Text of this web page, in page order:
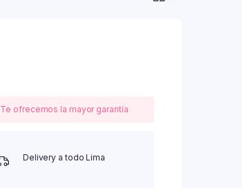
Te ofrecemos la mayor garantía
Delivery a todo Lima